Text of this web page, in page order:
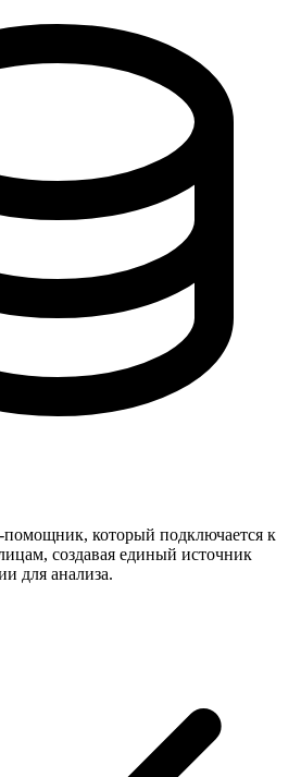
который подключается к
создавая единый источник
для анализа.